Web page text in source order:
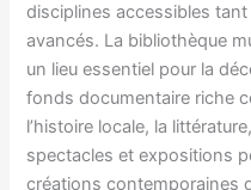
disciplines accessibles tant
avancés. La bibliothèque
un lieu essentiel pour la
fonds documentaire riche
l’histoire locale, la
spectacles et expositions
créations contemporaines